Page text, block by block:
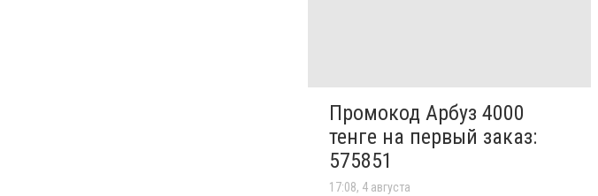
Промокод Арбуз 4000
тенге на первый заказ:
575851
17:08, 4 августа